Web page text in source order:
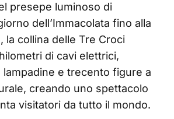
presepe luminoso di
dell’Immacolata fino alla
la collina delle Tre Croci
di cavi elettrici,
lampadine e trecento figure a
creando uno spettacolo
visitatori da tutto il mondo.